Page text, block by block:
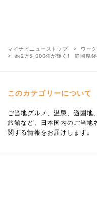
マイナビニューストップ ワー
約2万5,000発が輝く! 静岡県袋
このカテゴリーについて
ご当地グルメ、温泉、遊園地
旅館など、日本国内のご当地
関する情報をお届けします。